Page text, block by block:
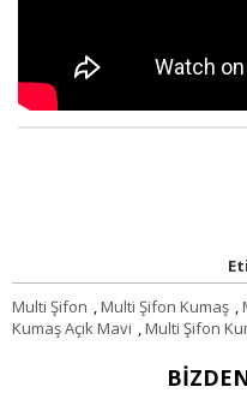
Multi Şifon ,Multi Şifon Kumaş ,
Kumaş Açık Mavi ,Multi Şifon